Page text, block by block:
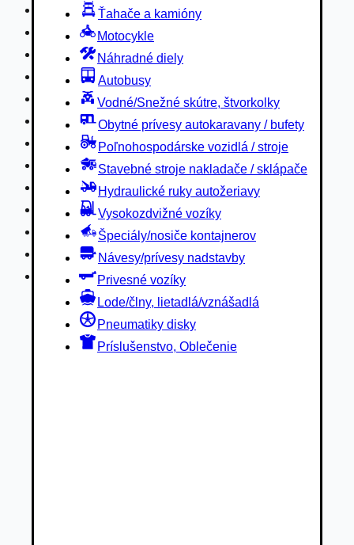
Ťahače a kamióny
Motocykle
Náhradné diely
Autobusy
Vodné/Snežné skútre, štvorkolky
Obytné prívesy autokaravany / bufety
Poľnohospodárske vozidlá / stroje
Stavebné stroje nakladače / sklápače
Hydraulické ruky autožeriavy
Vysokozdvižné vozíky
Špeciály/nosiče kontajnerov
Návesy/prívesy nadstavby
Privesné vozíky
Lode/člny, lietadlá/vznášadlá
Pneumatiky disky
Príslušenstvo, Oblečenie
Autobusy
Vodné/Snežné skútre, štvorkolky
Obytné prívesy autokaravany / bufety
Poľnohospodárske vozidlá / stroje
Stavebné stroje nakladače / sklápače
Hydraulické ruky autožeriavy
Vysokozdvižné vozíky
Špeciály/nosiče kontajnerov
Návesy/prívesy nadstavby
Privesné vozíky
Lode/člny, lietadlá/vznášadlá
Pneumatiky disky
Príslušenstvo, Oblečenie